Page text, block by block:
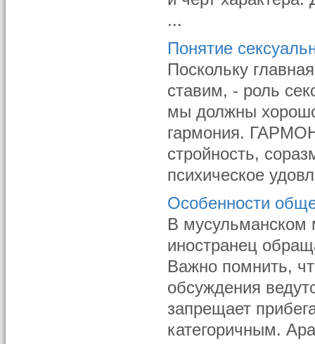
...
Понятие
Поскольку
ставим, - роль
мы должны хорошо
гармония.
стройность,
психическое
Особенности
В мусульманском
иностранец
Важно помнить,
обсуждения
запрещает
категоричным.